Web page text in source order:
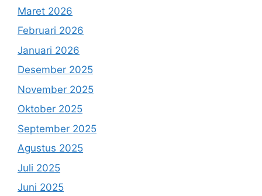
Maret 2026
Februari 2026
Januari 2026
Desember 2025
November 2025
Oktober 2025
September 2025
Agustus 2025
Juli 2025
Juni 2025